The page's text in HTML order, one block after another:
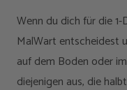
Wenn du dich für die
MalWart entscheidest
auf dem Boden oder
diejenigen aus, die